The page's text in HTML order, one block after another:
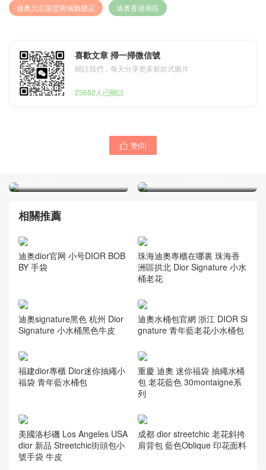
迪奥北京国贸商城旗舰店 迪奥香港南區
喜歡文章 掃一掃微信號
關註我們，每天分享更多新款式圖片
23652人已關註
 赞(0)
BOBBY 手袋
迪奥官网 BOBBY中号焦糖
相關推薦
迪奥dior官网 小号DIOR BOB
BY 手袋
珠海迪奧專櫃在哪裏 珠海香
洲區拱北 Dior Signature 小水
桶老花
迪奧signature黑色 杭州 Dior
Signature 小水桶黑色牛皮
迪奧水桶包官網 浙江 DIOR Si
gnature 青年藍老花小水桶包
福建dior專櫃 Dior迷你抽繩小
福袋 青年藍水桶包
重慶 迪奧 迷你福袋 抽繩水桶
包 老花藍色 30montaigne系
列
美國洛杉磯 Los Angeles USA
dior 新品 Streetchic街頭包小
號手袋 牛皮
成都 dior streetchic 老花斜挎
肩背包 藍色Oblique 印花面料